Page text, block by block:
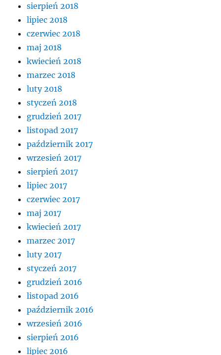
sierpień 2018
lipiec 2018
czerwiec 2018
maj 2018
kwiecień 2018
marzec 2018
luty 2018
styczeń 2018
grudzień 2017
listopad 2017
październik 2017
wrzesień 2017
sierpień 2017
lipiec 2017
czerwiec 2017
maj 2017
kwiecień 2017
marzec 2017
luty 2017
styczeń 2017
grudzień 2016
listopad 2016
październik 2016
wrzesień 2016
sierpień 2016
lipiec 2016